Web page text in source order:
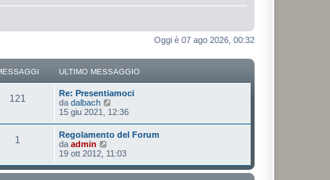
Oggi è 07 ago 2026, 00:32
ULTIMO MESSAGGIO
121
Re: Presentiamoci
da dalbach
e
u
l
t
i
15 giu 2021, 12:36
1
Regolamento del Forum
da admin
e
i
19 ott 2012, 11:03